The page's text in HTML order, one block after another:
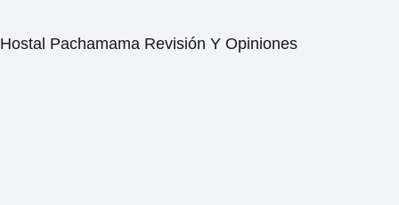
Hostal Pachamama Revisión Y Opiniones